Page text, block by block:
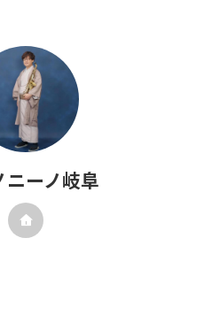
ニーノ岐阜